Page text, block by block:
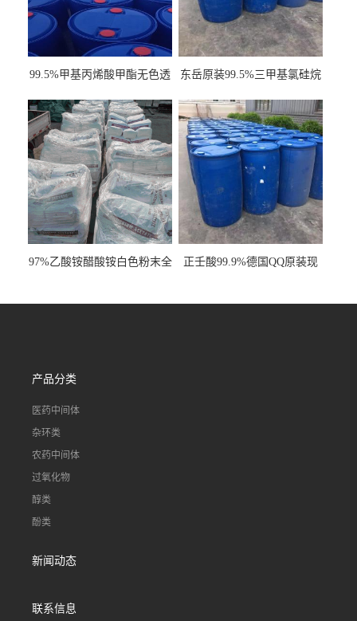
99.5%甲基丙烯酸甲酯无色透
东岳原装99.5%三甲基氯硅烷
97%乙酸铵醋酸铵白色粉末全
正壬酸99.9%德国QQ原装现
产品分类
医药中间体
杂环类
农药中间体
过氧化物
醇类
酚类
新闻动态
联系信息